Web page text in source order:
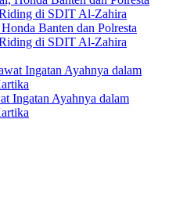
Banten dan Polresta
di SDIT Al-Zahira
Ingatan Ayahnya dalam